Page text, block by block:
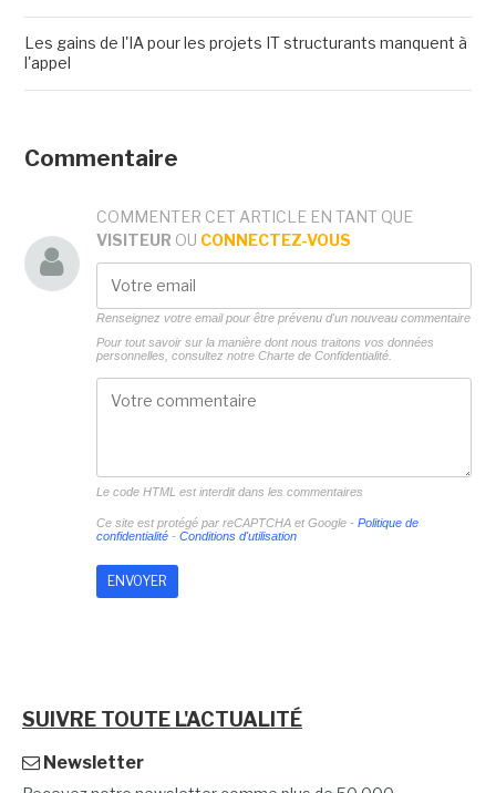
Les gains de l'IA pour les projets IT structurants manquent à
l'appel
Commentaire
COMMENTER CET ARTICLE EN TANT QUE
VISITEUR OU CONNECTEZ-VOUS
Renseignez votre email pour être prévenu d'un nouveau commentaire
Pour tout savoir sur la manière dont nous traitons vos données
personnelles, consultez notre Charte de Confidentialité.
Le code HTML est interdit dans les commentaires
Ce site est protégé par reCAPTCHA et Google - Politique de
confidentialité- Conditions d'utilisation
SUIVRE TOUTE L'ACTUALITÉ
Newsletter